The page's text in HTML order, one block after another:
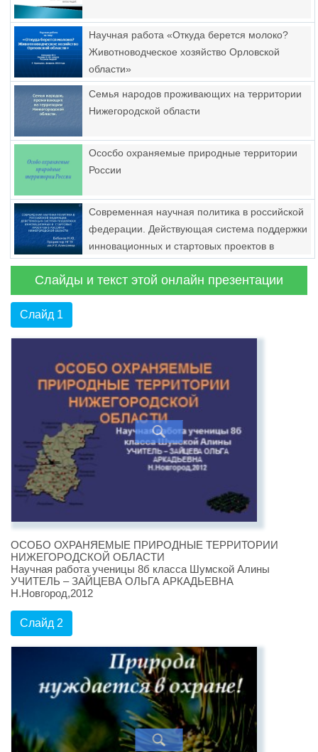
Научная работа «Откуда берется молоко?
Животноводческое хозяйство Орловской
области»
Семья народов проживающих на территории
Нижегородской области
Ососбо охраняемые природные территории
России
Современная научная политика в российской
федерации. Действующая система поддержки
инновационных и стартовых проектов в
Слайды и текст этой онлайн презентации
Слайд 1
ОСОБО ОХРАНЯЕМЫЕ ПРИРОДНЫЕ ТЕРРИТОРИИ
НИЖЕГОРОДСКОЙ ОБЛАСТИ
Научная работа ученицы 8б класса Шумской Алины
УЧИТЕЛЬ – ЗАЙЦЕВА ОЛЬГА АРКАДЬЕВНА
Н.Новгород,2012
Слайд 2